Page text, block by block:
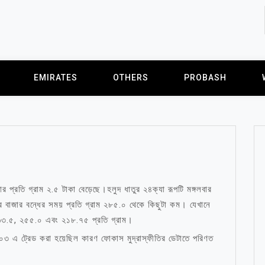
EMIRATES OTHERS PROBASH
গ্রাম ২.৫ টাকা বেড়েছে।হলুদ ধাতুর ২৪ক্যা রূপটি মঙ্গলবার
বন্ধের সময় প্রতি গ্রাম ২৮৫.০ থেকে কিছুটা কম। যেখানে
২৫৫.০ এবং ২১৮.৭৫ প্রতি গ্রাম।
ট্রেড করা হয়েছিল কারণ ফোকাস মুদ্রাস্ফীতির ডেটাতে পরিণত